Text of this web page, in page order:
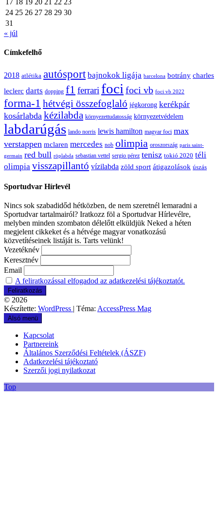
17 18 19 20 21 22 23
24 25 26 27 28 29 30
31
« júl
Címkefelhő
2018 atlétika autósport bajnokok ligája barcelona botrány charles
leclerc darts dopping f1 ferrari foci foci vb foci vb 2022
forma-1 hétvégi összefoglaló jégkorong kerékpár
kosárlabda kézilabda környezettudatosság környezetvédelem
labdarúgás lando norris lewis hamilton magyar foci max
verstappen mclaren mercedes nob olimpia oroszország paris saint-
germain red bull röplabda sebastian vettel sergio pérez tenisz tokió 2020 téli
olimpia visszapillantó vízilabda zöld sport átigazolások úszás
Sportudvar Hírlevél
Nincs sok szabadidőd hétközben, de nem szeretnél lemaradni a
Sportudvar tartalmairól? Iratkozz föl a Sportudvar Hírlevélre,
melyben minden szombaton délelőtt elküldjük Neked a héten
megjelent cikkeket és a hétvége magyar vonatkozású
közvetítéseinek listáját is. Tarts velünk!
Vezetéknév
Keresztnév
Email
A feliratkozással elfogadod az adatkezelési tájékoztatót.
© 2026
Készítette: WordPress | Téma: AccessPress Mag
Alsó menü
Kapcsolat
Partnereink
Általános Szerződési Feltételek (ÁSZF)
Adatkezelési tájékoztató
Szerzői jogi nyilatkozat
Top